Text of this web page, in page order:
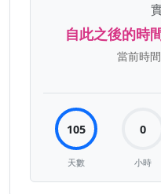
自此之後的時
當前時間
105
天數
0
小時